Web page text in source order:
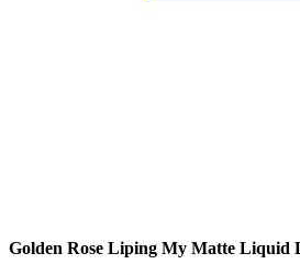
Golden Rose Liping My Matte Liquid